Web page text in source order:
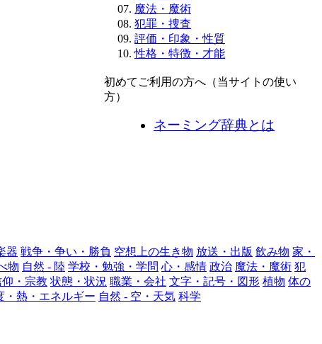
魔法・魔術
犯罪・捜査
評価・印象・性質
性格・特徴・才能
初めてご利用の方へ（当サイトの使い
方）
ネーミング辞典とは
器 戦争・争い・勝負 空想上の生き物 放送・出版 飲み物 家・
物 自然 - 陸 学校・勉強・学問 心・感情 政治 魔法・魔術 犯
仰・宗教 状態・状況 職業・会社 文字・記号・図形 植物 体の
・熱・エネルギー 自然 - 空・天気 科学